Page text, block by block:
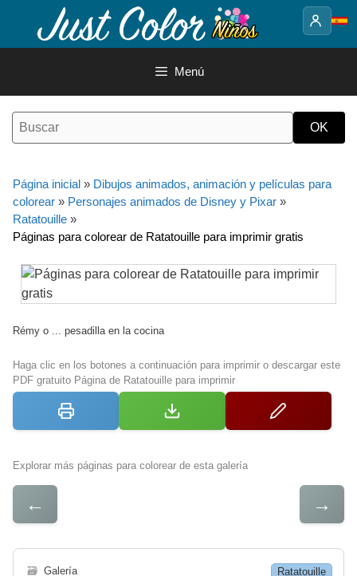
contenido
Menú
Página inicial » Dibujos animados, animación y películas para
colorear » Personajes animados de Disney y Pixar »
Ratatouille »
Páginas para colorear de Ratatouille para imprimir gratis
Rémy o ... pesadilla en la cocina
Haga clic en los botones a continuación para imprimir o descargar este
PDF gratuito Página de Ratatouille para imprimir
Explorar más páginas para colorear de esta galería
← →
🗃 Galería Ratatouille